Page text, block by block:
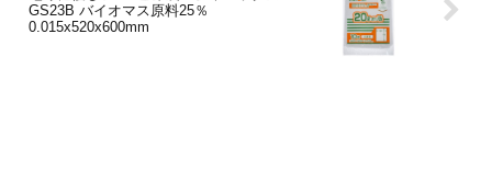
GS23B バイオマス原料25％
0.015x520x600mm